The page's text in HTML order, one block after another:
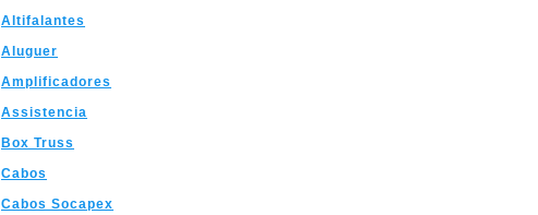
Altifalantes
Aluguer
Amplificadores
Assistencia
Box Truss
Cabos
Cabos Socapex